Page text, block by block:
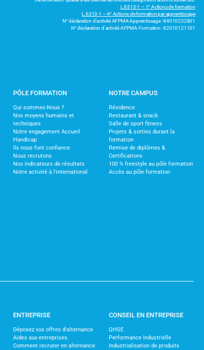
L.6313-1 – 1° Actions de formation
L.6313-1 – 4° Actions de formation par apprentissage
N° déclaration d’activité AFPMA Apprentissage : 84010232801
N° déclaration d’activité AFPMA Formation : 82010121101
PÔLE FORMATION
Qui sommes-Nous ?
Nos moyens humains et
techniques
Notre engagement Accueil
Handicap
Ils nous font confiance
Nous recrutons
Nos indicateurs de résultats
Notre activité à l'international
NOTRE CAMPUS
Résidence
Restaurant & snack
Salle de sport fitness
Projets & sorties durant la
formation
Remise de diplômes &
Certifications
100 % freestyle au pôle formation
Accès au pôle formation
ENTREPRISE
Déposez vos offres d'alternance
Aides aux entreprises
Comment recruter en alternance
CONSEIL EN ENTREPRISE
QHSE
Performance Industrielle
Industrialisation de produits